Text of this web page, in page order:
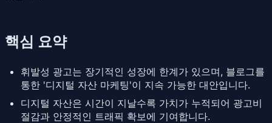
핵심 요약
휘발성 광고는 장기적인 성장에 한계가 있으며, 블로그를
통한 '디지털 자산 마케팅'이 지속 가능한 대안입니다.
디지털 자산은 시간이 지날수록 가치가 누적되어 광고비
절감과 안정적인 트래픽 확보에 기여합니다.